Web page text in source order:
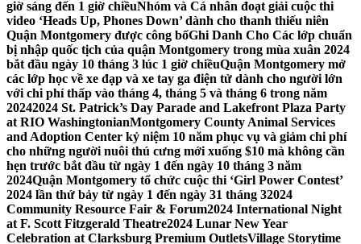
giờ sáng đến 1 giờ chiềuNhóm và Cá nhân đoạt giải cuộc thi
video ‘Heads Up, Phones Down’ dành cho thanh thiếu niên
Quận Montgomery được công bốGhi Danh Cho Các lớp chuẩn
bị nhập quốc tịch của quận Montgomery trong mùa xuân 2024
bắt đầu ngày 10 tháng 3 lúc 1 giờ chiềuQuận Montgomery mở
các lớp học về xe đạp và xe tay ga điện tử dành cho người lớn
với chi phí thấp vào tháng 4, tháng 5 và tháng 6 trong năm
20242024 St. Patrick’s Day Parade and Lakefront Plaza Party
at RIO WashingtonianMontgomery County Animal Services
and Adoption Center kỷ niệm 10 năm phục vụ và giảm chi phí
cho những người nuôi thú cưng mới xuống $10 mà không cần
hẹn trước bắt đầu từ ngày 1 đến ngày 10 tháng 3 năm
2024Quận Montgomery tổ chức cuộc thi ‘Girl Power Contest’
2024 lần thứ bảy từ ngày 1 đến ngày 31 tháng 32024
Community Resource Fair & Forum2024 International Night
at F. Scott Fitzgerald Theatre2024 Lunar New Year
Celebration at Clarksburg Premium OutletsVillage Storytime